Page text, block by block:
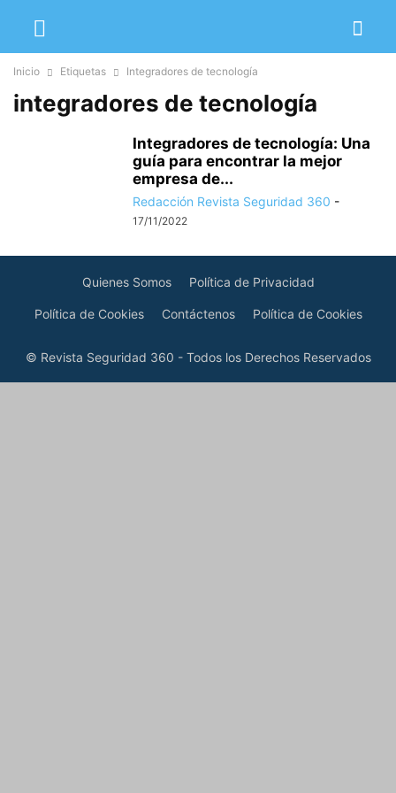
Inicio Etiquetas Integradores de tecnología
integradores de tecnología
Integradores de tecnología: Una
guía para encontrar la mejor
empresa de...
Redacción Revista Seguridad 360 -
17/11/2022
Quienes Somos Política de Privacidad
Política de Cookies Contáctenos Política de Cookies
© Revista Seguridad 360 - Todos los Derechos Reservados